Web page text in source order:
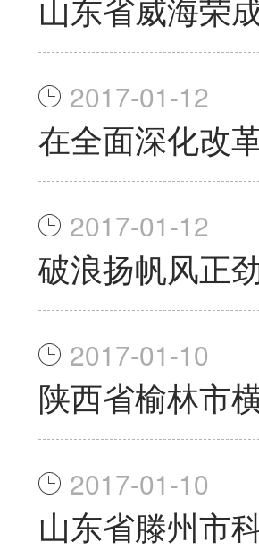
山东省威海荣
2017-01-12
在全面深化改
2017-01-12
破浪扬帆风正
2017-01-10
陕西省榆林市
2017-01-10
山东省滕州市